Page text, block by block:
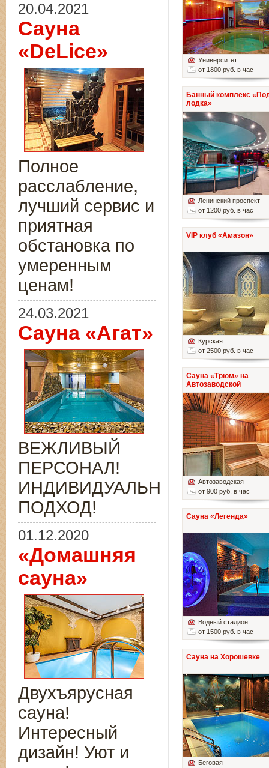
Университет
от 1800 руб. в час
Банный комплекс
лодка»
Ленинский проспект
от 1200 руб. в час
VIP клуб «Амазон»
Курская
от 2500 руб. в час
Сауна «Трюм» на
Автозаводской
Автозаводская
от 900 руб. в час
Сауна «Легенда»
Водный стадион
от 1500 руб. в час
Сауна на Хорошевке
Беговая
20.04.2021
Сауна
«DeLice»
Полное
расслабление,
лучший сервис и
приятная
обстановка по
умеренным
ценам!
24.03.2021
Сауна «Агат»
ВЕЖЛИВЫЙ
ПЕРСОНАЛ!
ИНДИВИДУАЛЬНЫЙ
ПОДХОД!
01.12.2020
«Домашняя
сауна»
Двухъярусная
сауна!
Интересный
дизайн! Уют и